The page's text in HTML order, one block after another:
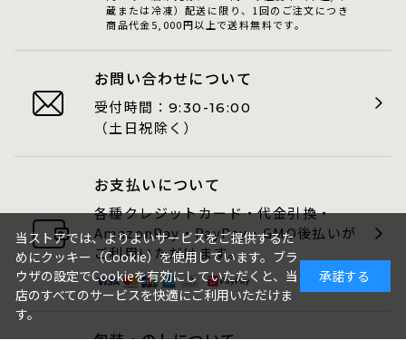
蔵または冷凍）配送に限り、1回のご注文につき
商品代金5,000円以上で送料無料です。
お問い合わせについて
受付時間： 9:30-16:00
（土日祝除く）
お支払いについて
各種クレジットカード・代金引換・
AmazonPay・PayPay・GMO後払いが
ご利用いただけます。
当ストアでは、よりよいサービスをご提供するた
めにクッキー（Cookie）を使用しています。ブラ
ウザの設定でCookieを有効にしていただくと、当
店のすべてのサービスを快適にご利用いただけま
す。
承諾する